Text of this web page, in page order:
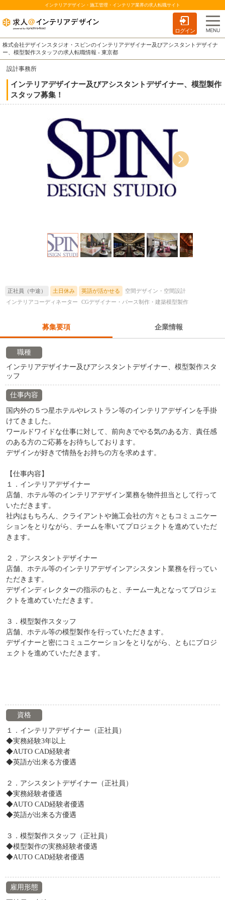
インテリアデザイン・施工管理・インテリア業界の求人転職サイト
ログイン
株式会社デザインスタジオ・スピンのインテリアデザイナー及びアシスタントデザイナ
ー、模型製作スタッフの求人転職情報 - 東京都
設計事務所
インテリアデザイナー及びアシスタントデザイナー、模型製作
スタッフ募集！
正社員（中途） 土日休み 英語が活かせる
空間デザイン・空間設計
インテリアコーディネーター
CGデザイナー・パース制作・建築模型製作
募集要項 企業情報
職種
インテリアデザイナー及びアシスタントデザイナー、模型製作スタ
ッフ
仕事内容
国内外の５つ星ホテルやレストラン等のインテリアデザインを手掛
けてきました。
ワールドワイドな仕事に対して、前向きでやる気のある方、責任感
のある方のご応募をお待ちしております。
デザインが好きで情熱をお持ちの方を求めます。
【仕事内容】
１．インテリアデザイナー
店舗、ホテル等のインテリアデザイン業務を物件担当として行って
いただきます。
社内はもちろん、クライアントや施工会社の方々ともコミュニケー
ションをとりながら、チームを率いてプロジェクトを進めていただ
きます。
２．アシスタントデザイナー
店舗、ホテル等のインテリアデザインアシスタント業務を行ってい
ただきます。
デザインディレクターの指示のもと、チーム一丸となってプロジェ
クトを進めていただきます。
３．模型製作スタッフ
店舗、ホテル等の模型製作を行っていただきます。
デザイナーと密にコミュニケーションをとりながら、ともにプロジ
ェクトを進めていただきます。
資格
１．インテリアデザイナー（正社員）
◆実務経験3年以上
◆AUTO CAD経験者
◆英語が出来る方優遇
２．アシスタントデザイナー（正社員）
◆実務経験者優遇
◆AUTO CAD経験者優遇
◆英語が出来る方優遇
３．模型製作スタッフ（正社員）
◆模型製作の実務経験者優遇
◆AUTO CAD経験者優遇
雇用形態